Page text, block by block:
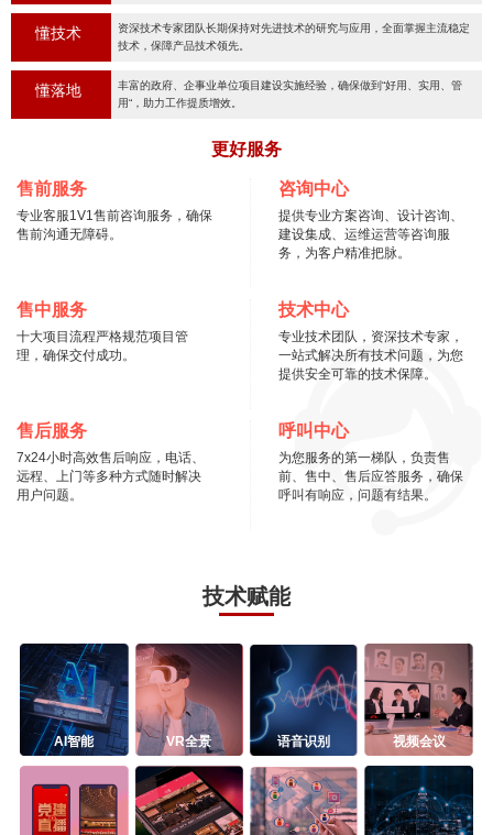
懂技术
资深技术专家团队长期保持对先进技术的研究与应用，全面掌握主流稳定
技术，保障产品技术领先。
懂落地
丰富的政府、企事业单位项目建设实施经验，确保做到“好用、实用、管
用“，助力工作提质增效。
更好服务
售前服务
专业客服1V1售前咨询服务，确保
售前沟通无障碍。
咨询中心
提供专业方案咨询、设计咨询、
建设集成、运维运营等咨询服
务，为客户精准把脉。
售中服务
十大项目流程严格规范项目管
理，确保交付成功。
技术中心
专业技术团队，资深技术专家，
一站式解决所有技术问题，为您
提供安全可靠的技术保障。
售后服务
7x24小时高效售后响应，电话、
远程、上门等多种方式随时解决
用户问题。
呼叫中心
为您服务的第一梯队，负责售
前、售中、售后应答服务，确保
呼叫有响应，问题有结果。
技术赋能
AI智能 VR全景 语音识别 视频会议